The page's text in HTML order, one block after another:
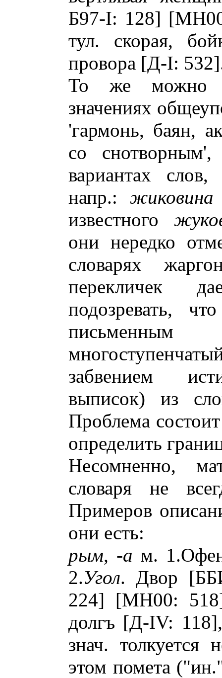
Б97-I: 128]
тул. скорая,
провора [Д-I:
То же можно
значениях
'гармонь, баян,
со
вариантах
напр.: жиковина
известного
они нередко
словарях
перекличек
подозревать,
забвением
выписок) из
Проблема
определить
Несомненно,
словаря не
Примеров
они есть:
рым, -а м.
2.Угол. Двор
224] [МН00:
долгъ [Д-IV:
знач. толкуется
этом помета